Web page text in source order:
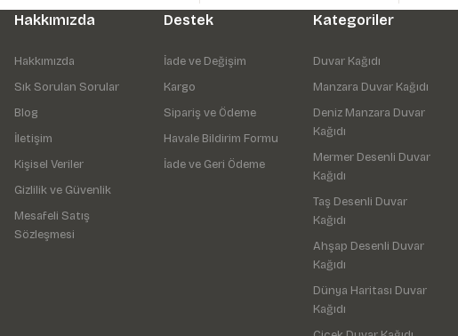
Hakkımızda
Hakkımızda
Sık Sorulan Sorular
Blog
İletişim
Kişisel Veriler
Gizlilik ve Güvenlik
Mesafeli Satış
Sözleşmesi
Destek
İade ve Değişim
Kargo
Sipariş ve Ödeme
Havale Bildirim Formu
İade ve Geri Ödeme
Kategoriler
Duvar Kağıdı
Manzara Duvar Kağıdı
Deniz Manzara Duvar
Kağıdı
Mermer Desenli Duvar
Kağıdı
Taş Desenli Duvar
Kağıdı
Ahşap Desenli Duvar
Kağıdı
Dünya Haritası Duvar
Kağıdı